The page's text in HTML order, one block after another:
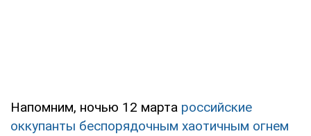
Напомним, ночью 12 марта российские
оккупанты беспорядочным хаотичным огнем